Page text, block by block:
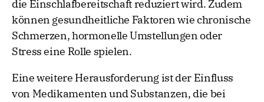
die Einschlafbereitschaft reduziert wird. Zudem
können gesundheitliche Faktoren wie chronische
Schmerzen, hormonelle Umstellungen oder
Stress eine Rolle spielen.
Eine weitere Herausforderung ist der Einfluss
von Medikamenten und Substanzen, die bei